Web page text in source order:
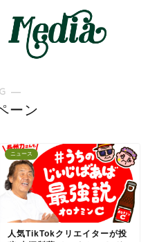
―
ーン
ニュース
人気TikTokクリエイターが投